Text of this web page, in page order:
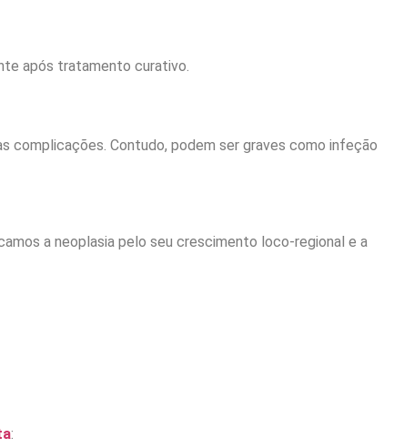
após tratamento curativo.
complicações. Contudo, podem ser graves como infeção
a neoplasia pelo seu crescimento loco-regional e a
: